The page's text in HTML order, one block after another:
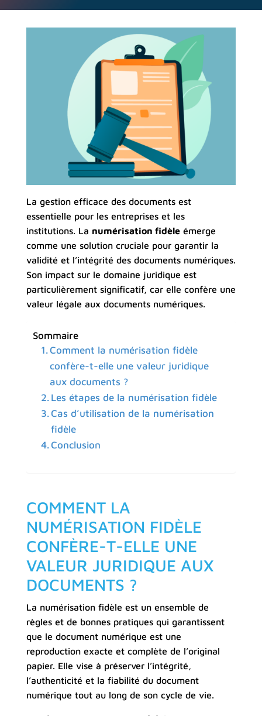
La gestion efficace des documents est
essentielle pour les entreprises et les
institutions. La numérisation fidèleémerge
comme une solution cruciale pour garantir la
validité et l’intégrité des documents numériques.
Son impact sur le domaine juridique est
particulièrement significatif, car elle confère une
valeur légale aux documents numériques.
Sommaire
Comment la numérisation fidèle
confère-t-elle une valeur juridique
aux documents ?
Les étapes de la numérisation fidèle
Cas d’utilisation de la numérisation
fidèle
Conclusion
COMMENT LA
NUMÉRISATION FIDÈLE
CONFÈRE-T-ELLE UNE
VALEUR JURIDIQUE AUX
DOCUMENTS ?
La numérisation fidèle est un ensemble de
règles et de bonnes pratiques qui garantissent
que le document numérique est une
reproduction exacte et complète de l’original
papier. Elle vise à préserver l’intégrité,
l’authenticité et la fiabilité du document
numérique tout au long de son cycle de vie.